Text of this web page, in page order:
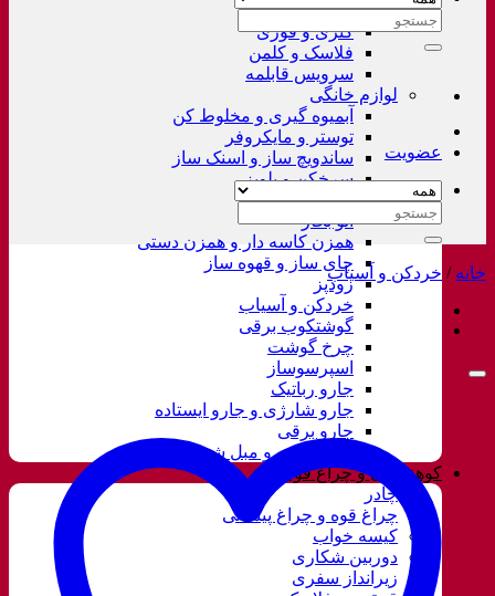
لوازم خانگی غیر برقی
کتری و قوری
فلاسک و کلمن
سرویس قابلمه
لوازم خانگی
آبمیوه گیری و مخلوط کن
توستر و مایکروفر
ساندویچ ساز و اسنک ساز
سرخکن و پلوپز
غذاساز
اتو بخار
همزن کاسه دار و همزن دستی
چای ساز و قهوه ساز
زودپز
خردکن و آسیاب
گوشتکوب برقی
چرخ گوشت
اسپرسوساز
جارو رباتیک
جارو شارژی و جارو ایستاده
جارو برقی
فرش شور و مبل شور
کوهنوردی و چراغ قوه
چادر
چراغ قوه و چراغ پیشانی
کیسه خواب
دوربین شکاری
زیرانداز سفری
جستجو
عضویت
جستجو
خانه / خردکن و آسیاب